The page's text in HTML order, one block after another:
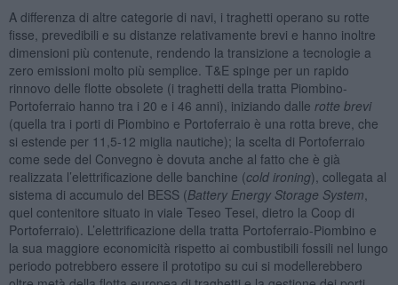
A differenza di altre categorie di navi, i traghetti operano su rotte
fisse, prevedibili e su distanze relativamente brevi e hanno inoltre
dimensioni più contenute, rendendo la transizione a tecnologie a
zero emissioni molto più semplice. T&E spinge per un rapido
rinnovo delle flotte obsolete (i traghetti della tratta Piombino-
Portoferraio hanno tra i 20 e i 46 anni), iniziando dalle rotte brevi
(quella tra i porti di Piombino e Portoferraio è una rotta breve, che
si estende per 11,5-12 miglia nautiche); la scelta di Portoferraio
come sede del Convegno è dovuta anche al fatto che è già
realizzata l’elettrificazione delle banchine (cold ironing), collegata al
sistema di accumulo del BESS (Battery Energy Storage System
quel contenitore situato in viale Teseo Tesei, dietro la Coop di
Portoferraio). L’elettrificazione della tratta Portoferraio-Piombino e
la sua maggiore economicità rispetto ai combustibili fossili nel lungo
periodo potrebbero essere il prototipo su cui si modellerebbero